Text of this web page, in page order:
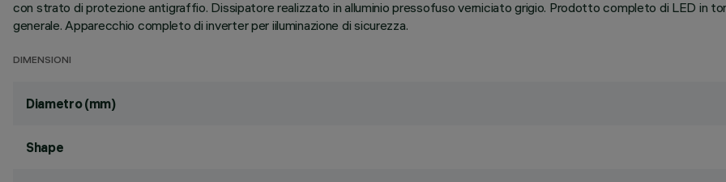
con strato di protezione antigraffio. Dissipatore realizzato in alluminio pressofuso verniciato grigio. Prodotto completo di LED in
generale. Apparecchio completo di inverter per iiluminazione di sicurezza.
DIMENSIONI
Diametro (mm)
Shape